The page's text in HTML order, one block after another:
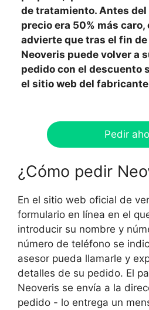
de tratamiento. Antes
precio era 50% más
advierte que tras el fin
Neoveris puede volver a
pedido con el descuento
el sitio web del
Pedir
¿Cómo pedir
En el sitio web oficial de
formulario en línea en el
introducir su nombre y
número de teléfono se
asesor pueda llamarle y
detalles de su pedido. El
Neoveris se envía a la
pedido - lo entrega un